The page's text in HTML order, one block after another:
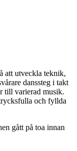
att utveckla teknik,
danssteg i takt
till varierad musik.
och fyllda
gått på toa innan